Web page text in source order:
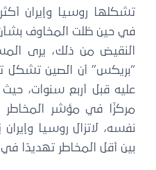
في حين ظلت المخاوف
النقيض من ذلك، يرى
“بريكس” أن الصين تشكل
نفسه، لاتزال روسيا
بين أقل المخاطر تهديدًا في